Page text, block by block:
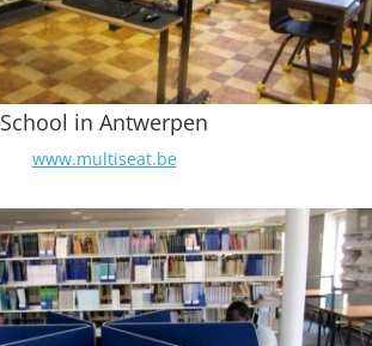
School in Antwerpen
www.multiseat.be